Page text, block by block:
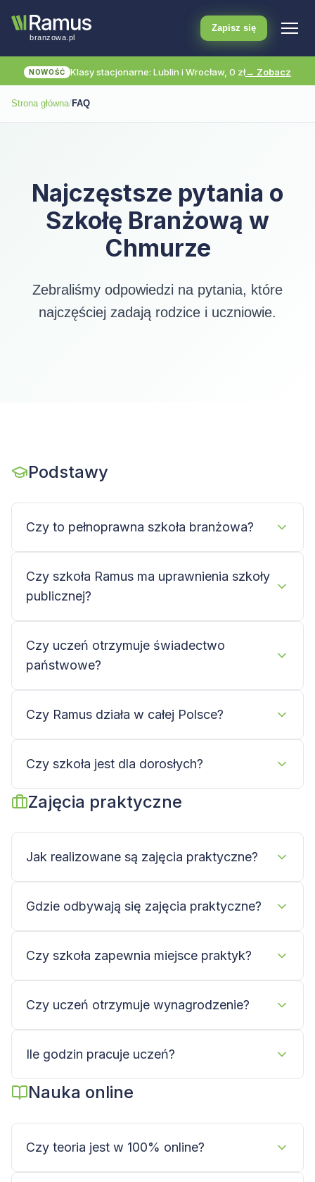
Zapisz się
NOWOŚĆ Klasy stacjonarne: Lublin i Wrocław, 0 zł→ Zobacz
Strona główna/ FAQ
Najczęstsze pytania o
Szkołę Branżową w
Chmurze
Zebraliśmy odpowiedzi na pytania, które
najczęściej zadają rodzice i uczniowie.
Podstawy
Czy to pełnoprawna szkoła branżowa?
Czy szkoła Ramus ma uprawnienia szkoły
publicznej?
Czy uczeń otrzymuje świadectwo
państwowe?
Czy Ramus działa w całej Polsce?
Czy szkoła jest dla dorosłych?
Zajęcia praktyczne
Jak realizowane są zajęcia praktyczne?
Gdzie odbywają się zajęcia praktyczne?
Czy szkoła zapewnia miejsce praktyk?
Czy uczeń otrzymuje wynagrodzenie?
Ile godzin pracuje uczeń?
Nauka online
Czy teoria jest w 100% online?